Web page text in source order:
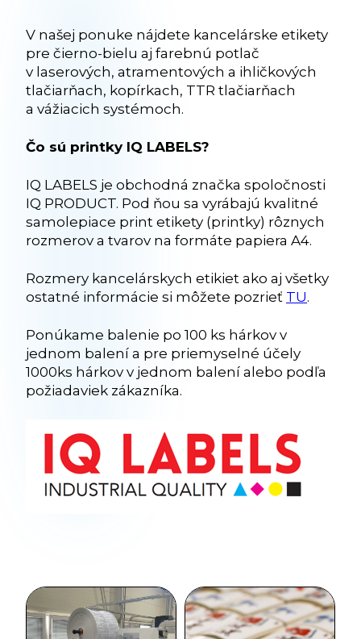
V našej ponuke nájdete kancelárske etikety
pre čierno-bielu aj farebnú potlač
v laserových, atramentových a ihličkových
tlačiarňach, kopírkach, TTR tlačiarňach
a vážiacich systémoch.
Čo sú printky IQ LABELS?
IQ LABELS je obchodná značka spoločnosti
IQ PRODUCT. Pod ňou sa vyrábajú kvalitné
samolepiace print etikety (printky) rôznych
rozmerov a tvarov na formáte papiera A4.
Rozmery kancelárskych etikiet ako aj všetky
ostatné informácie si môžete pozrieť TU.
Ponúkame balenie po 100 ks hárkov v
jednom balení a pre priemyselné účely
1000ks hárkov v jednom balení alebo podľa
požiadaviek zákazníka.